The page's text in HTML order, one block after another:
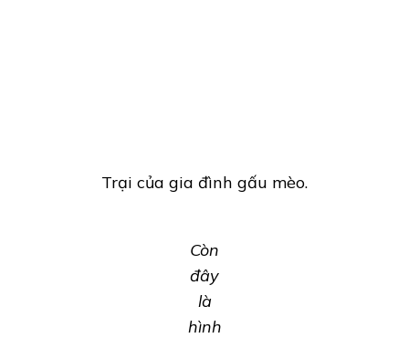
Trại của gia đình gấu mèo.
Còn
đây
là
hình